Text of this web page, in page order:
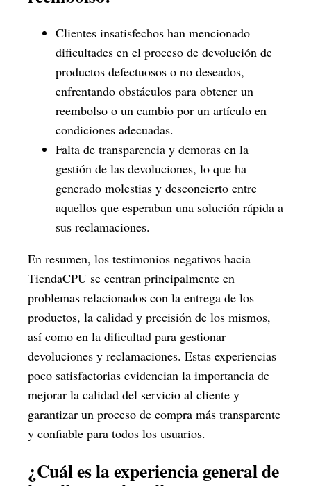
Clientes insatisfechos han mencionado
dificultades en el proceso de devolución de
productos defectuosos o no deseados,
enfrentando obstáculos para obtener un
reembolso o un cambio por un artículo en
condiciones adecuadas.
Falta de transparencia y demoras en la
gestión de las devoluciones, lo que ha
generado molestias y desconcierto entre
aquellos que esperaban una solución rápida a
sus reclamaciones.
En resumen, los testimonios negativos hacia
TiendaCPU se centran principalmente en
problemas relacionados con la entrega de los
productos, la calidad y precisión de los mismos,
así como en la dificultad para gestionar
devoluciones y reclamaciones. Estas experiencias
poco satisfactorias evidencian la importancia de
mejorar la calidad del servicio al cliente y
garantizar un proceso de compra más transparente
y confiable para todos los usuarios.
¿Cuál es la experiencia general de